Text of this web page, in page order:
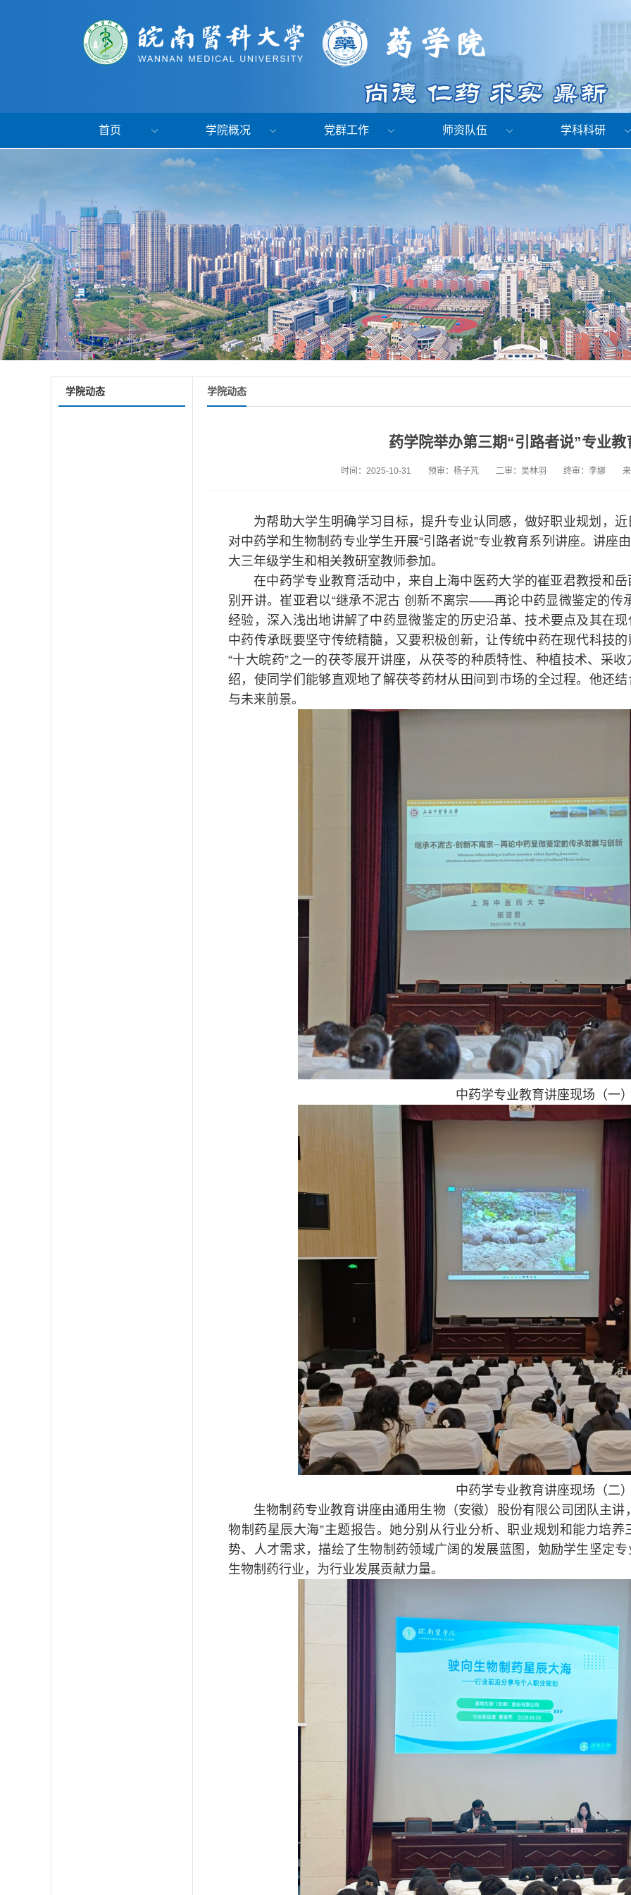
首页 学院概况 党群工作 师资队伍 学科科研
学院动态 学院动态
药学院举办第三期“引路者说”专业教
时间：2025-10-31 预审：杨子芃 二审：吴林羽 终审：李娜
为帮助大学生明确学习目标，提升专业认同感，做好职业规划，
对中药学和生物制药专业学生开展“引路者说”专业教育系列讲座。讲座
大三年级学生和相关教研室教师参加。
在中药学专业教育活动中，来自上海中医药大学的崔亚君教授和 岳
别开讲。崔亚君以“继承不泥古 创新不离宗——再论中药显微鉴定的传
经验，深入浅出地讲解了中药显微鉴定的历史沿革、技术要点及其在
中药传承既要坚守传统精髓，又要积极创新，让传统中药在现代科技
“十大皖药”之一的茯苓展开讲座，从茯苓的种质特性、种植技术、采
绍，使同学们能够直观地了解茯苓药材从田间到市场的全过程。他还
与未来前景。
中药学专业教育讲座现场（一
中药学专业教育讲座现场（二
生物制药专业教育讲座由通用生物（安徽）股份有限公司团队主
物制药星辰大海”主题报告。她分别从行业分析、职业规划和能力培
势、人才需求，描绘了生物制药领域广阔的发展蓝图，勉励学生坚定
生物制药行业，为行业发展贡献力量。